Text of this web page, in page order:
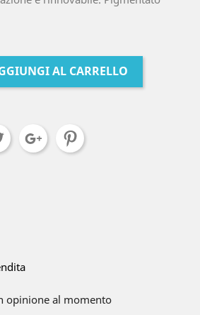
AL CARRELLO
opinione al momento